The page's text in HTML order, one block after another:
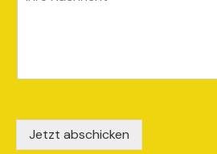
Jetzt abschicken